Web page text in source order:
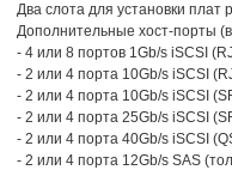
Два слота для установки
Дополнительные хост-порты
- 4 или 8 портов 1Gb/s iSCSI
- 2 или 4 порта 10Gb/s iSCSI
- 2 или 4 порта 10Gb/s iSCSI
- 2 или 4 порта 25Gb/s iSCSI
- 2 или 4 порта 40Gb/s iSCSI
- 2 или 4 порта 12Gb/s SAS